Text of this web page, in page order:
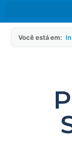
Você está em: